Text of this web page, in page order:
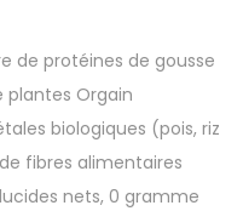
de protéines de gousse
plantes Orgain
biologiques (pois, riz
fibres alimentaires
nets, 0 gramme